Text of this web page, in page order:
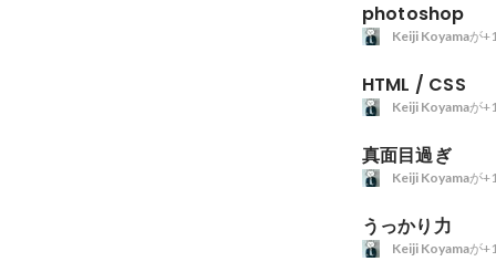
photoshop
Keiji Koyamaが
HTML / CSS
Keiji Koyamaが
真面目過ぎ
Keiji Koyamaが
うっかり力
Keiji Koyamaが